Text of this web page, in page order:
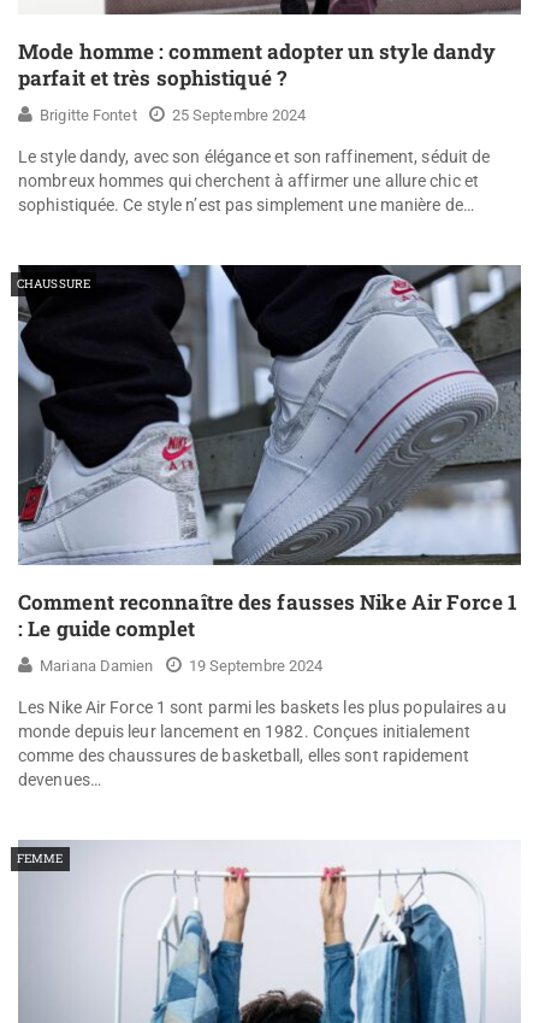
Mode homme : comment adopter un style dandy
parfait et très sophistiqué ?
Brigitte Fontet 25 Septembre 2024
Le style dandy, avec son élégance et son raffinement, séduit de
nombreux hommes qui cherchent à affirmer une allure chic et
sophistiquée. Ce style n’est pas simplement une manière de…
CHAUSSURE
Comment reconnaître des fausses Nike Air Force 1
: Le guide complet
Mariana Damien 19 Septembre 2024
Les Nike Air Force 1 sont parmi les baskets les plus populaires au
monde depuis leur lancement en 1982. Conçues initialement
comme des chaussures de basketball, elles sont rapidement
devenues…
FEMME